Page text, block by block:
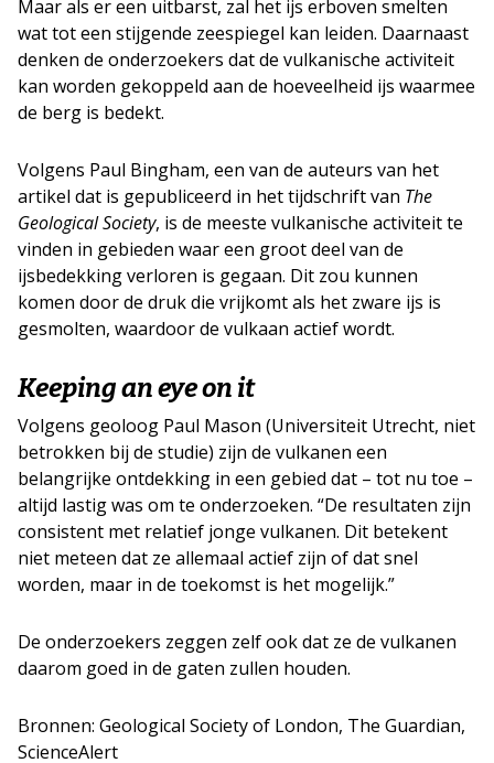
Maar als er een uitbarst, zal het ijs erboven smelten
wat tot een stijgende zeespiegel kan leiden. Daarnaast
denken de onderzoekers dat de vulkanische activiteit
kan worden gekoppeld aan de hoeveelheid ijs waarmee
de berg is bedekt.
Volgens Paul Bingham, een van de auteurs van het
artikel dat is gepubliceerd in het tijdschrift van The
Geological Society, is de meeste vulkanische activiteit te
vinden in gebieden waar een groot deel van de
ijsbedekking verloren is gegaan. Dit zou kunnen
komen door de druk die vrijkomt als het zware ijs is
gesmolten, waardoor de vulkaan actief wordt.
Keeping an eye on it
Volgens geoloog Paul Mason (Universiteit Utrecht, niet
betrokken bij de studie) zijn de vulkanen een
belangrijke ontdekking in een gebied dat – tot nu toe –
altijd lastig was om te onderzoeken. “De resultaten zijn
consistent met relatief jonge vulkanen. Dit betekent
niet meteen dat ze allemaal actief zijn of dat snel
worden, maar in de toekomst is het mogelijk.”
De onderzoekers zeggen zelf ook dat ze de vulkanen
daarom goed in de gaten zullen houden.
Bronnen: Geological Society of London, The Guardian,
ScienceAlert